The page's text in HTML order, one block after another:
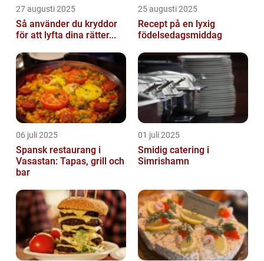
27 augusti 2025
Så använder du kryddor
för att lyfta dina rätter...
25 augusti 2025
Recept på en lyxig
födelsedagsmiddag
06 juli 2025
Spansk restaurang i
Vasastan: Tapas, grill och
bar
01 juli 2025
Smidig catering i
Simrishamn